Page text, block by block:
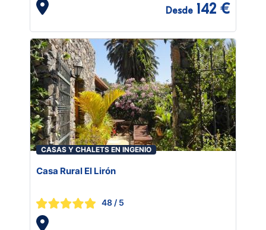
Desde 142 €
CASAS Y CHALETS EN INGENIO
Casa Rural El Lirón
48 / 5